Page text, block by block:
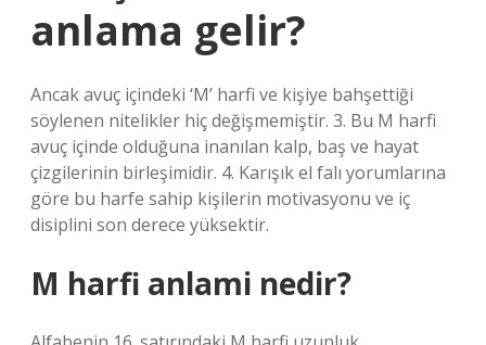
anlama gelir?
Ancak avuç içindeki ‘M’ harfi ve kişiye bahşettiği
söylenen nitelikler hiç değişmemiştir. 3. Bu M harfi
avuç içinde olduğuna inanılan kalp, baş ve hayat
çizgilerinin birleşimidir. 4. Karışık el falı yorumlarına
göre bu harfe sahip kişilerin motivasyonu ve iç
disiplini son derece yüksektir.
M harfi anlami nedir?